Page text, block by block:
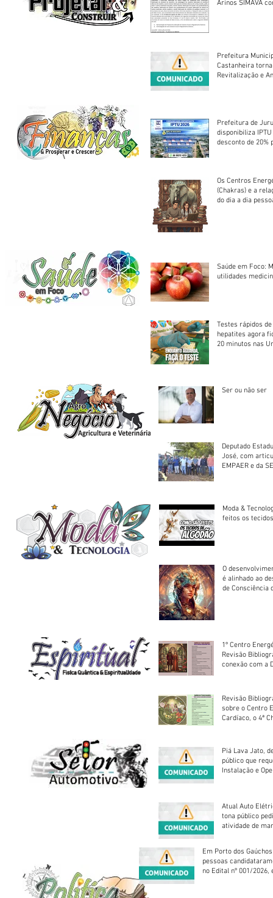
Arinos SIMAVA convoca à
Prefeitura
Castanheira
Revitalização e
Prefeitura de
disponibiliza
desconto de 20%
Os Centros
(Chakras) e a
do dia a dia
Saúde em Foco:
utilidades
Testes rápidos
hepatites agora
20 minutos nas
Ser ou não ser
Deputado
José, com
EMPAER e da
Moda &
feitos os
O
é alinhado ao
de Consciência
1º Centro
Revisão
conexão com a
Revisão
sobre o Centro
Cardíaco, o 4ª
Piá Lava Jato,
público que
Instalação e
Atual Auto
tona público
atividade de
Em Porto dos
pessoas
no Edital nº 001/2026,